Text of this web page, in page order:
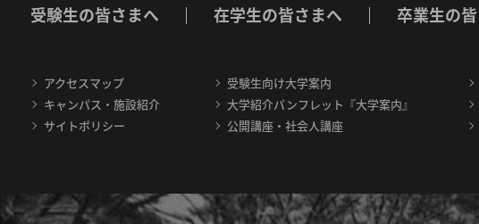
受験生の皆さまへ 在学生の皆さまへ 卒業生の
アクセスマップ
キャンパス・施設紹介
サイトポリシー
受験生向け大学案内
大学紹介パンフレット『大学案内』
公開講座・社会人講座